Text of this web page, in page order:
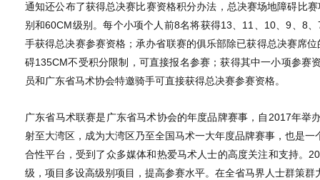
通知还公布了获得总决赛比赛资格积分办法，总决赛场地障碍比
别和60CM级别。每个小项个人前8名将获得13、11、10、9、8
手获得总决赛参赛资格；承办省联赛的俱乐部除已获得总决赛席
碍135CM不受积分限制，可直接报名参赛；获得其中一小项参赛
员和广东省马术协会特邀骑手可直接获得总决赛参赛资格。
广东省马术联赛是广东省马术协会的年度品牌赛事，自2017年举
射至大湾区，成为大湾区乃至全国马术一大年度品牌赛事，也是
合性平台，受到了众多媒体和热爱马术人士的高度关注和支持。
级，项目多设高级别项目，提高参赛水平。在全省马界人士群策